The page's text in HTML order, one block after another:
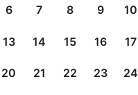
6 7 8 9 10
13 14 15 16 17
20 21 22 23 24